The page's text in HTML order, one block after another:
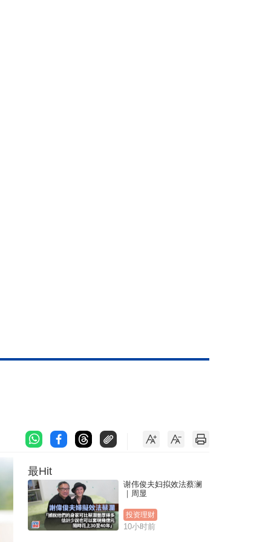
最Hit
谢伟俊夫妇拟效法蔡澜
｜周显
投资理财
10小时前